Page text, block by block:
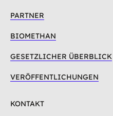
PARTNER
BIOMETHAN
GESETZLICHER ÜBERBLICK
VERÖFFENTLICHUNGEN
KONTAKT